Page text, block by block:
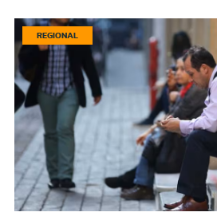
REGIONAL